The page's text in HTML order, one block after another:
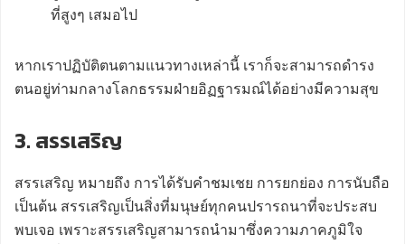
ที่สูงๆ เสมอไป
หากเราปฏิบัติตนตามแนวทางเหล่านี้ เราก็จะสามารถดำรง
ตนอยู่ท่ามกลางโลกธรรมฝ่ายอิฏฐารมณ์ได้อย่างมีความสุข
3. สรรเสริญ
สรรเสริญ หมายถึง การได้รับคำชมเชย การยกย่อง การนับถือ
เป็นต้น สรรเสริญเป็นสิ่งที่มนุษย์ทุกคนปรารถนาที่จะประสบ
พบเจอ เพราะสรรเสริญสามารถนำมาซึ่งความภาคภูมิใจ